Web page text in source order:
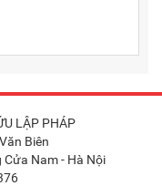
LẬP PHÁP
Biên
Cửa Nam - Hà Nội